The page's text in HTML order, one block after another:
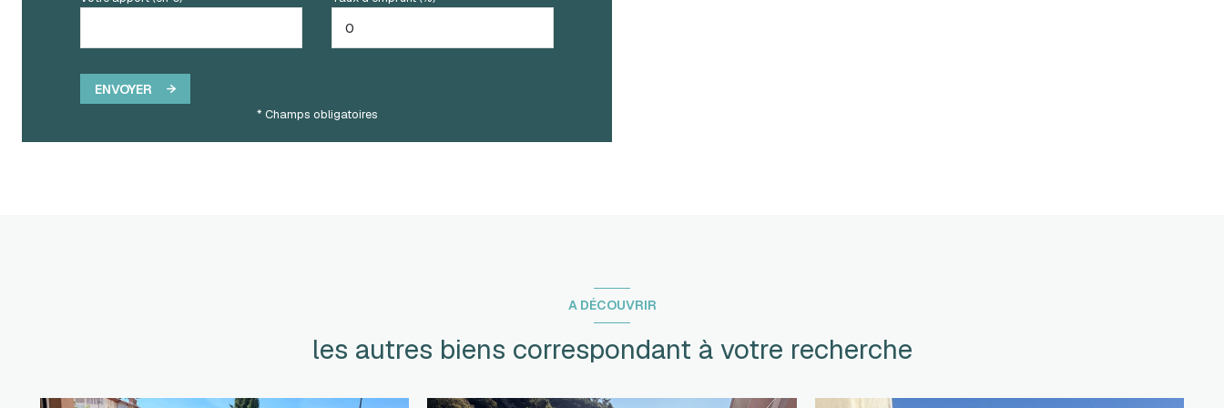
ENVOYER
* Champs obligatoires
A DÉCOUVRIR
les autres biens correspondant à votre recherche